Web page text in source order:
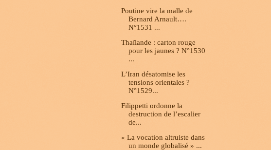
Poutine vire la malle de
Bernard Arnault….
N°1531 ...
Thaïlande : carton rouge
pour les jaunes ? N°1530
...
L’Iran désatomise les
tensions orientales ?
N°1529...
Filippetti ordonne la
destruction de l’escalier
de...
« La vocation altruiste dans
un monde globalisé » ...